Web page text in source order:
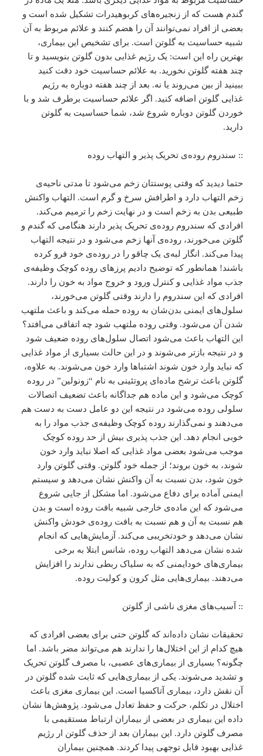
گندم هست که از زنجیره‌های کربوهیدرات تشکیل شده است و
بعضی از افراد نمی‌توانند آن را هضم کنند و علائم مربوط به آن
شبیه حساسیت به گلوتن است. برای تشخیص این بیماری،
بهترین راه این است: یک رژیم غذایی بدون گلوتن بنویسید و تا
چند هفته گلوتن نخورید. به علائم حساسیت خود دقت کنید
ببینید از بین می‌روند یا نه. بعد از چند هفته دوباره به رژیم
غذایی گلوتن اضافه کنید. اگر علائم حساسیت برطرف شد و با
خوردن گلوتن دوباره شروع شد، شما حساسیت به گلوتن
دارید.
:: سندروم روده‌ی تحریک پذیر و التهاب روده
حتما دیدید که وقتی پوستتان زخم می‌شود تا مدتی ناحیه‌ی
زخم التهاب دارد و اطرافش سرخ و گرم است. التهاب واکنش
طبیعی بدن به زخم است و در نهایت زخم را ترمیم می‌کند.
افرادی که سندروم روده‌ی تحریک پذیر دارند هنگامی که گندم و
گلوتن می‌خورند، روده‌ی آنها زخم می‌شود و در نتیجه التهاب
پیدا می‌کند. انگار لبه‌ی یک چاقو را در روده‌ی خود فرو کرده
باشند! همانطور که توضیح دادیم پرزهای روده کوچک وظیفه‌ی
جذب مواد غذایی و کنترل ورود و خروج مواد به خون را دارند.
افرادی که این سندروم را دارند وقتی گلوتن می‌خورند،
سلول‌های ایمنی بدن‌شان به روده حمله می‌کند و باعث ملتهب
شدن آن می‌شود. وقتی روده ملتهب شود چه اتفاقی می‌افتد؟
این التهاب باعث می‌شود اتصال سلول‌های روده ضعیف شود
و در نتیجه بازتر می‌شوند و در این حالت بسیاری از مواد غذایی
که نباید وارد خون شوند اشتباها وارد خون می‌شوند. به علاوه،
گلوتن باعث ترشح ماده‌ای پروتئینی به نام “زونولین” در روده
کوچک می‌شود و این ماده هم جداگانه باعث تضعیف اتصالات
سلولی روده می‌شود در نتیجه این دو عامل دست به دست هم
می‌دهند و نمی‌گذارند روده کوچک وظیفه‌ی جذب مواد را به
خوبی انجام دهد. این جذب پذیری بیش از حد روده کوچک
موجب می‌شود بعضی مواد غذایی که اصلا نباید وارد خون
شوند، به خون بروند؛ از جمله خود گلوتن. وقتی گلوتن وارد
خون شود، بدن نسبت به آن واکنش نشان می‌دهد و سیستم
ایمنی آماده برای دفاع می‌شود. اما مشکل از جایی شروع
می‌شود که این ماده‌ی خارجی شبیه بافت روده است و بدن
هم نسبت به آن و هم نسبت به بافت روده‌ی خودش واکنش
نشان می‌دهد و خودتخریبی می‌کند. آزمایش‌هایی که انجام
شده نشان می‌دهد التهاب روده، شانس ابتلا به برخی
بیماری‌های خودایمنی که به سلیاک ربطی ندارند را افزایش
می‌دهند. بیماری‌هایی مثل کرون و کولیت روده.
:: آسیب‌های مغزی ناشی از گلوتن
تحقیقات نشان داده‌اند که گلوتن حتی برای بعضی افرادی که
هیچ کدام از این اختلال‌ها را ندارند هم می‌تواند مضر باشد. اما
چگونه؟ بسیاری از بیماری‌های عصبی، با مصرف گلوتن تحریک
و تشدید می‌شوند. یکی از بیماری‌هایی که ثابت شده گلوتن در
آن نقش دارد، بیماری آتاکسیا است. این بیماری مغزی باعث
اختلال در تکلم، حرکت و حفظ تعادل می‌شود. پژوهش‌ها نشان
داده این بیماری در بعضی از بیماران ارتباط مستقیمی با
مصرف گلوتن دارد. این بیماران بعد از حذف گلوتن ار رژیم
غذایی بهبود قابل توجهی پیدا کردند. همچنین بیماران